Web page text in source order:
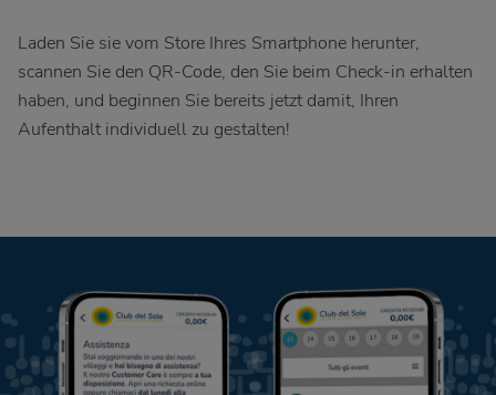
Laden Sie sie vom Store Ihres Smartphone herunter,
scannen Sie den QR-Code, den Sie beim Check-in erhalten
haben, und beginnen Sie bereits jetzt damit, Ihren
Aufenthalt individuell zu gestalten!